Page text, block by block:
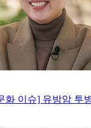
화 이슈] 유방암 투